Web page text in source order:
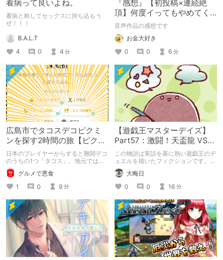
看病って良いよね。
看病と称してセックスに持ち込もう
ぜ！！！
B.A.L.T
4
0 4 分
『感想』【初投稿×連続絶
頂】何度イってもやめてく
れない嫉妬彼氏に激責めさ
れて堕とされる。
音声作品の感想です
お金大好き
0
0 6 分
広島市でタコスデコピクミ
ンを探す2時間の旅【ピクミ
ンブルーム / Pikmin
Bloom】
日本のプレイヤーからすると難関デコ
のうちの1つ「タコス」。地元では見
つけられなかった男が広島で探す旅を
お送りします。ねくすと5月のテーマ
「お出かけの記録」。
グルメで悪食
1
0 9 分
【遊戯王マスターデイズ】
Part57：激闘！天盃龍 VS
千年D【架空デュエル】
この物語は実話を基に熱い遊戯王のデ
ュエルを描いたフィクションです。
（自分用メモ：2025-05-14）
大晦日
0
0 16 分